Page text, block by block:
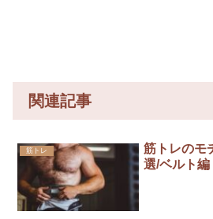
関連記事
筋トレ
筋トレのモ
選/ベルト編